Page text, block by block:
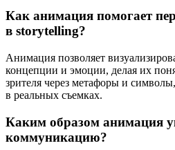
Как анимация помогает
в storytelling?
Анимация позволяет
концепции и эмоции, делая их
зрителя через метафоры и
в реальных съемках.
Каким образом анимация
коммуникацию?